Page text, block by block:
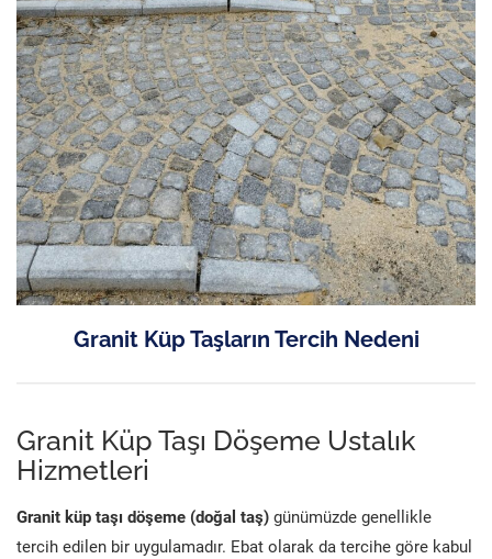
Granit Küp Taşların Tercih Nedeni
Granit Küp Taşı Döşeme Ustalık
Hizmetleri
Granit küp taşı döşeme (doğal taş) günümüzde genellikle
tercih edilen bir uygulamadır. Ebat olarak da tercihe göre kabul